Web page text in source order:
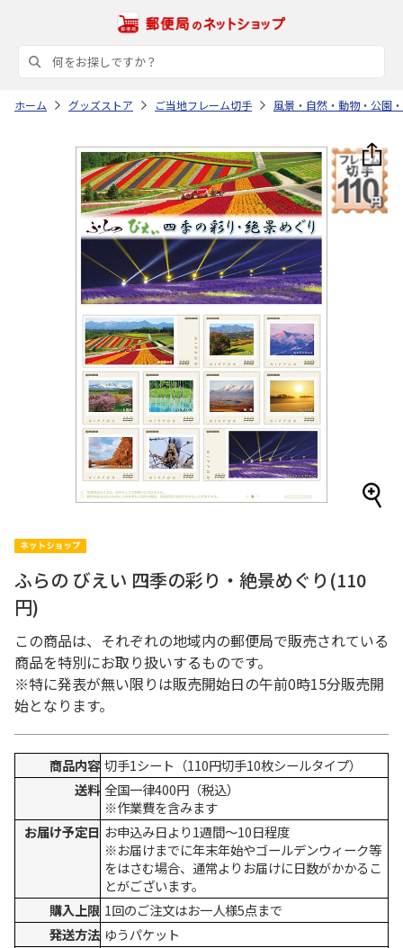
ホーム グッズストア ご当地フレーム切手 風景・自然・動物・公園
ふらの びえい 四季の彩り・絶景めぐり(110
円)
この商品は、それぞれの地域内の郵便局で販売されている
商品を特別にお取り扱いするものです。
※特に発表が無い限りは販売開始日の午前0時15分販売開
始となります。
商品内容 切手1シート（110円切手10枚シールタイプ）
送料 全国一律400円（税込）
※作業費を含みます
お届け予定日 お申込み日より1週間～10日程度
※お届けまでに年末年始やゴールデンウィーク等
をはさむ場合、通常よりお届けに日数がかかるこ
とがございます。
購入上限 1回のご注文はお一人様5点まで
発送方法 ゆうパケット